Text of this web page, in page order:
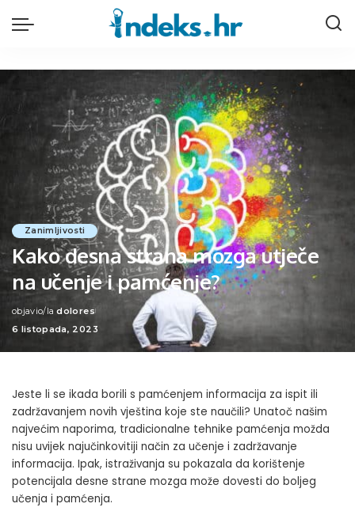
Zanimljivosti
Kako desna strana mozga utječe
na učenje i pamćenje?
Posted
by
objavio/la dolores
6 listopada, 2023
Jeste li se ikada borili s pamćenjem informacija za ispit ili
zadržavanjem novih vještina koje ste naučili? Unatoč našim
najvećim naporima, tradicionalne tehnike pamćenja možda
nisu uvijek najučinkovitiji način za učenje i zadržavanje
informacija. Ipak, istraživanja su pokazala da korištenje
potencijala desne strane mozga može dovesti do boljeg
učenja i pamćenja.